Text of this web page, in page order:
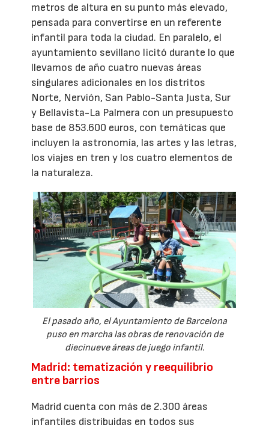
metros de altura en su punto más elevado,
pensada para convertirse en un referente
infantil para toda la ciudad. En paralelo, el
ayuntamiento sevillano licitó durante lo que
llevamos de año cuatro nuevas áreas
singulares adicionales en los distritos
Norte, Nervión, San Pablo-Santa Justa, Sur
y Bellavista-La Palmera con un presupuesto
base de 853.600 euros, con temáticas que
incluyen la astronomía, las artes y las letras,
los viajes en tren y los cuatro elementos de
la naturaleza.
El pasado año, el Ayuntamiento de Barcelona
puso en marcha las obras de renovación de
diecinueve áreas de juego infantil.
Madrid: tematización y reequilibrio
entre barrios
Madrid cuenta con más de 2.300 áreas
infantiles distribuidas en todos sus